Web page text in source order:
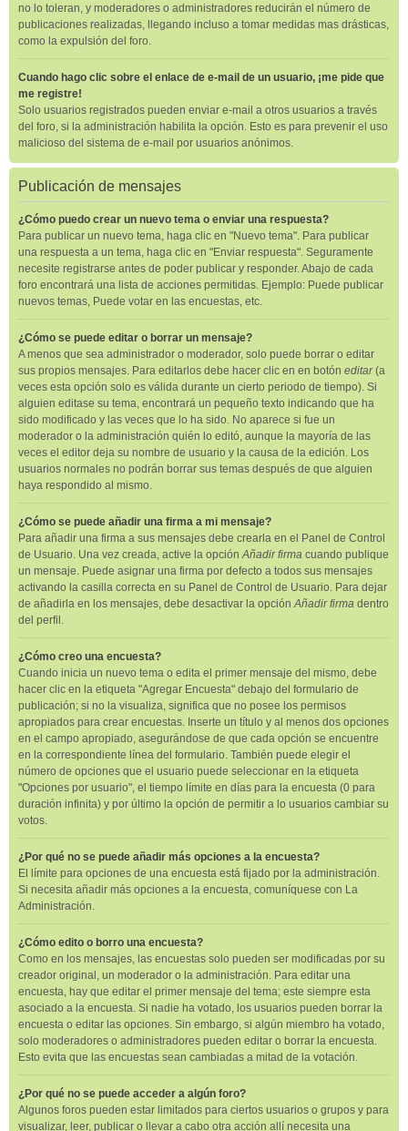
no lo toleran, y moderadores o administradores reducirán el número de
publicaciones realizadas, llegando incluso a tomar medidas mas drásticas,
como la expulsión del foro.
Cuando hago clic sobre el enlace de e-mail de un usuario, ¡me pide que
me registre!
Solo usuarios registrados pueden enviar e-mail a otros usuarios a través
del foro, si la administración habilita la opción. Esto es para prevenir el uso
malicioso del sistema de e-mail por usuarios anónimos.
Publicación de mensajes
¿Cómo puedo crear un nuevo tema o enviar una respuesta?
Para publicar un nuevo tema, haga clic en "Nuevo tema". Para publicar
una respuesta a un tema, haga clic en "Enviar respuesta". Seguramente
necesite registrarse antes de poder publicar y responder. Abajo de cada
foro encontrará una lista de acciones permitidas. Ejemplo: Puede publicar
nuevos temas, Puede votar en las encuestas, etc.
¿Cómo se puede editar o borrar un mensaje?
A menos que sea administrador o moderador, solo puede borrar o editar
sus propios mensajes. Para editarlos debe hacer clic en en botón editar(a
veces esta opción solo es válida durante un cierto periodo de tiempo). Si
alguien editase su tema, encontrará un pequeño texto indicando que ha
sido modificado y las veces que lo ha sido. No aparece si fue un
moderador o la administración quién lo editó, aunque la mayoría de las
veces el editor deja su nombre de usuario y la causa de la edición. Los
usuarios normales no podrán borrar sus temas después de que alguien
haya respondido al mismo.
¿Cómo se puede añadir una firma a mi mensaje?
Para añadir una firma a sus mensajes debe crearla en el Panel de Control
de Usuario. Una vez creada, active la opciónAñadir firma cuando publique
un mensaje. Puede asignar una firma por defecto a todos sus mensajes
activando la casilla correcta en su Panel de Control de Usuario. Para dejar
de añadirla en los mensajes, debe desactivar la opciónAñadir firma dentro
del perfil.
¿Cómo creo una encuesta?
Cuando inicia un nuevo tema o edita el primer mensaje del mismo, debe
hacer clic en la etiqueta "Agregar Encuesta" debajo del formulario de
publicación; si no la visualiza, significa que no posee los permisos
apropiados para crear encuestas. Inserte un título y al menos dos opciones
en el campo apropiado, asegurándose de que cada opción se encuentre
en la correspondiente línea del formulario. También puede elegir el
número de opciones que el usuario puede seleccionar en la etiqueta
"Opciones por usuario", el tiempo límite en días para la encuesta (0 para
duración infinita) y por último la opción de permitir a lo usuarios cambiar su
votos.
¿Por qué no se puede añadir más opciones a la encuesta?
El límite para opciones de una encuesta está fijado por la administración.
Si necesita añadir más opciones a la encuesta, comuníquese con La
Administración.
¿Cómo edito o borro una encuesta?
Como en los mensajes, las encuestas solo pueden ser modificadas por su
creador original, un moderador o la administración. Para editar una
encuesta, hay que editar el primer mensaje del tema; este siempre esta
asociado a la encuesta. Si nadie ha votado, los usuarios pueden borrar la
encuesta o editar las opciones. Sin embargo, si algún miembro ha votado,
solo moderadores o administradores pueden editar o borrar la encuesta.
Esto evita que las encuestas sean cambiadas a mitad de la votación.
¿Por qué no se puede acceder a algún foro?
Algunos foros pueden estar limitados para ciertos usuarios o grupos y para
visualizar, leer, publicar o llevar a cabo otra acción allí necesita una